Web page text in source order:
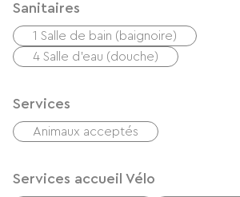
Sanitaires
1 Salle de bain (baignoire)
4 Salle d'eau (douche)
Services
Animaux acceptés
Services accueil Vélo